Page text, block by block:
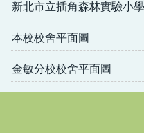
新北市立插角森林實驗小
本校校舍平面圖
金敏分校校舍平面圖